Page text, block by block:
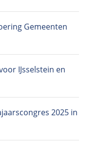
Gemeenten
IJsselstein en
2025 in